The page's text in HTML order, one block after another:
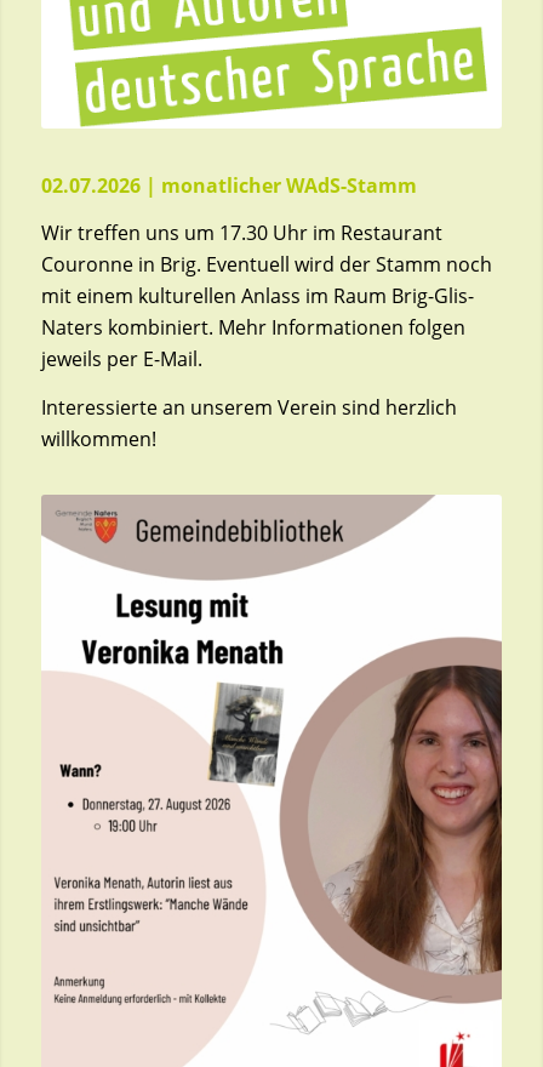
02.07.2026 | monatlicher WAdS-Stamm
Wir treffen uns um 17.30 Uhr im Restaurant
Couronne in Brig. Eventuell wird der Stamm noch
mit einem kulturellen Anlass im Raum Brig-Glis-
Naters kombiniert. Mehr Informationen folgen
jeweils per E-Mail.
Interessierte an unserem Verein sind herzlich
willkommen!